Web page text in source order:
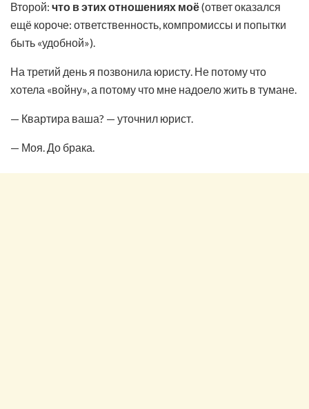
Второй: что в этих отношениях моё(ответ оказался
ещё короче: ответственность, компромиссы и попытки
быть «удобной»).
На третий день я позвонила юристу. Не потому что
хотела «войну», а потому что мне надоело жить в тумане.
— Квартира ваша? — уточнил юрист.
— Моя. До брака.